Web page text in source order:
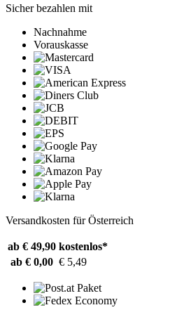
Sicher bezahlen mit
Nachnahme
Vorauskasse
Versandkosten für Österreich
ab € 49,90 kostenlos*
ab € 0,00 € 5,49